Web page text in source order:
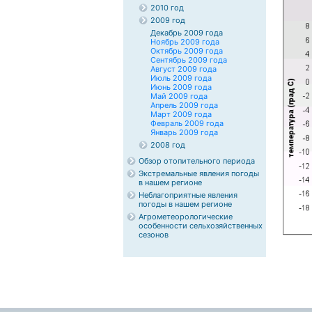
2010 год
2009 год
Декабрь 2009 года
Ноябрь 2009 года
Октябрь 2009 года
Сентябрь 2009 года
Август 2009 года
Июль 2009 года
Июнь 2009 года
Май 2009 года
Апрель 2009 года
Март 2009 года
Февраль 2009 года
Январь 2009 года
2008 год
Обзор отопительного периода
Экстремальные явления погоды
в нашем регионе
Неблагоприятные явления
погоды в нашем регионе
Агрометеорологические
особенности сельхозяйственных
сезонов